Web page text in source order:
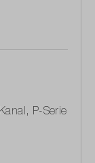
P-Serie